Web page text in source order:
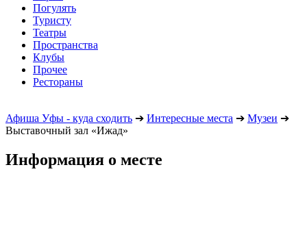
Погулять
Туристу
Театры
Пространства
Клубы
Прочее
Рестораны
Афиша Уфы - куда сходить ➔ Интересные места ➔ Музеи ➔
Выставочный зал «Ижад»
Информация о месте